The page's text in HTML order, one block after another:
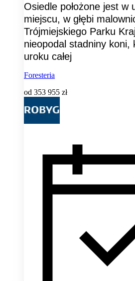
Osiedle położone jest w
miejscu, w głębi
Trójmiejskiego Parku
nieopodal stadniny koni,
uroku całej
Foresteria
od 353 955 zł